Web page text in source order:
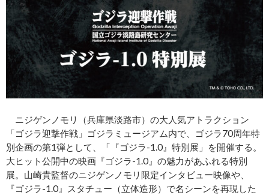
ニジゲンノモリ（兵庫県淡路市）の大人気アトラクション
「ゴジラ迎撃作戦」ゴジラミュージアム内で、ゴジラ70周年特
別企画の第1弾として、「『ゴジラ-1.0』特別展」を開催する。
大ヒット公開中の映画『ゴジラ-1.0』の魅力があふれる特別
展。山崎貴監督のニジゲンノモリ限定インタビュー映像や、
『ゴジラ‐1.0』スタチュー（立体造形）で名シーンを再現した